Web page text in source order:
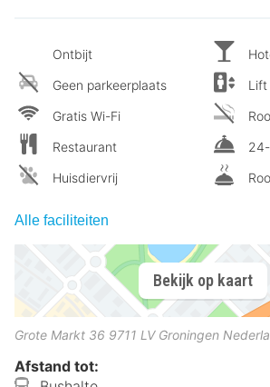
Ontbijt
Geen parkeerplaats
Gratis Wi-Fi
Restaurant
Huisdiervrij
Lift
Alle faciliteiten
Bekijk op kaart
Grote Markt 36 9711 LV Groningen
Afstand tot: